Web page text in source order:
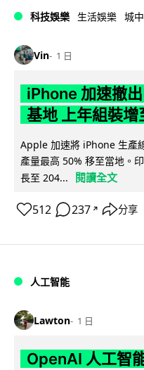
科技娛樂 生活娛樂 城
Vin 1 日
iPhone 加速撤
基地 上年組裝
Apple 加速將 iPhone 生產
產量最高 50% 移至當地。
長至 204...
閱讀全文
512 237 ↗ 分享
人工智能
Lawton 1 日
OpenAI 人工智